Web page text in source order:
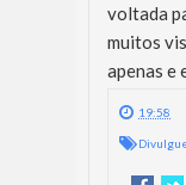
voltada
muitos
apenas e
19:58